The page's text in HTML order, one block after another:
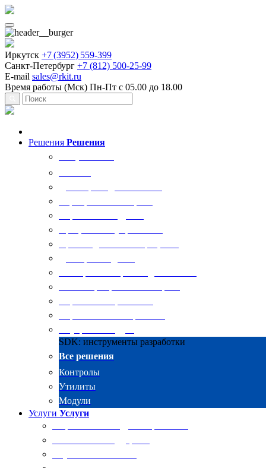
Иркутск +7 (3952) 559-399
Санкт-Петербург +7 (812) 500-25-99
E-mail sales@rkit.ru
Время работы (Мск) Пн-Пт с 05.00 до 18.00
Решения Решения
SDK: инструменты разработки
Все решения
Контролы
Утилиты
Модули
Услуги Услуги